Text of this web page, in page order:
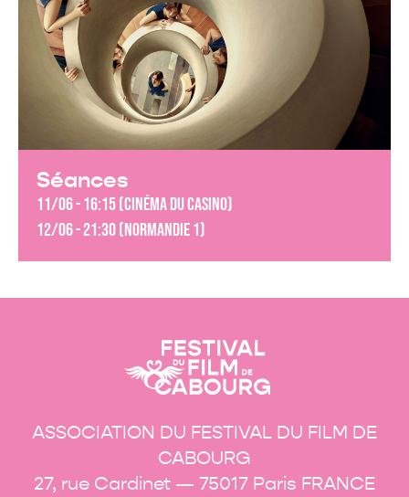
Séances
11/06 - 16:15 (Cinéma du Casino)
12/06 - 21:30 (Normandie 1)
ASSOCIATION DU FESTIVAL DU FILM DE
CABOURG
27, rue Cardinet — 75017 Paris FRANCE